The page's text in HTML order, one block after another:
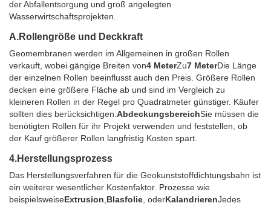
der Abfallentsorgung und groß angelegten
Wasserwirtschaftsprojekten.
A.Rollengröße und Deckkraft
Geomembranen werden im Allgemeinen in großen Rollen
verkauft, wobei gängige Breiten von4 MeterZu7 MeterDie Länge
der einzelnen Rollen beeinflusst auch den Preis. Größere Rollen
decken eine größere Fläche ab und sind im Vergleich zu
kleineren Rollen in der Regel pro Quadratmeter günstiger. Käufer
sollten dies berücksichtigen. AbdeckungsbereichSie müssen die
benötigten Rollen für ihr Projekt verwenden und feststellen, ob
der Kauf größerer Rollen langfristig Kosten spart.
4.Herstellungsprozess
Das Herstellungsverfahren für die Geokunststoffdichtungsbahn ist
ein weiterer wesentlicher Kostenfaktor. Prozesse wie
beispielsweiseExtrusion Blasfolie , oderKalandrierenJedes